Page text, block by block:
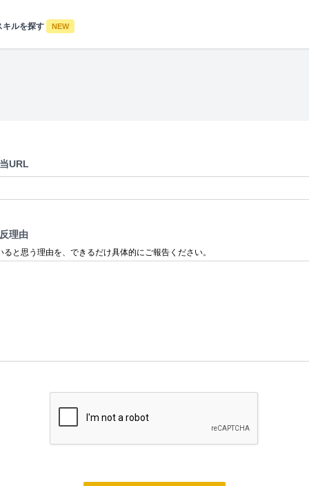
キルを探す NEW
URL
理由
ると思う理由を、できるだけ具体的にご報告ください。